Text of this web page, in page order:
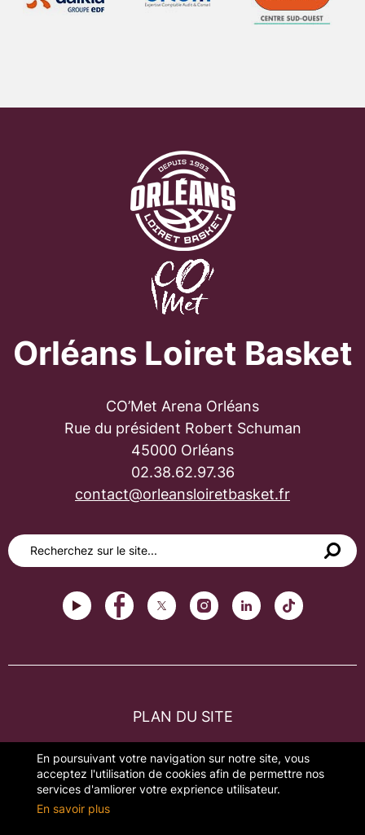
En poursuivant votre navigation sur notre site, vous
acceptez l'utilisation de cookies afin de permettre nos
services d'amliorer votre exprience utilisateur.
En savoir plus
Orléans Loiret Basket
CO’Met Arena Orléans
Rue du président Robert Schuman
45000 Orléans
02.38.62.97.36
contact@orleansloiretbasket.fr
PLAN DU SITE
MENTIONS LÉGALES
GESTION DES COOKIES